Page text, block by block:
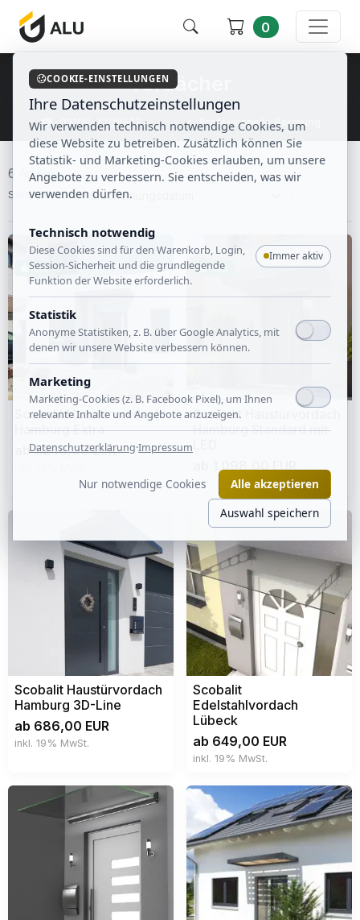
0
Vordächer
☎ 02102-7708577 ✓ Professionelle Beratung
✓ 0% Finanzierung
✓ Großes Sortiment
6 Artikel
Sortieren nach
Neu
Scobalit Haustürvordach
Hamburg Extra
ab 1.248,00 EUR
Neu
Scobalit Haustürvordach
Hamburg Standard mit
ab 1.098,00 EUR
inkl. 19% MwSt.
Scobalit Haustürvordach
Hamburg 3D-Line
ab 686,00 EUR
inkl. 19% MwSt.
Scobalit
Edelstahlvordach
Lübeck
ab 649,00 EUR
inkl. 19% MwSt.
COOKIE-EINSTELLUNGEN
Ihre Datenschutzeinstellungen
Wir verwenden technisch notwendige Cookies, um
diese Website zu betreiben. Zusätzlich können Sie
Statistik- und Marketing-Cookies erlauben, um unsere
Angebote zu verbessern. Sie entscheiden, was wir
verwenden dürfen.
Technisch notwendig
Diese Cookies sind für den Warenkorb, Login,
Session-Sicherheit und die grundlegende
Funktion der Website erforderlich.
Immer aktiv
Statistik
Anonyme Statistiken, z. B. über Google Analytics, mit
denen wir unsere Website verbessern können.
Marketing
Marketing-Cookies (z. B. Facebook Pixel), um Ihnen
relevante Inhalte und Angebote anzuzeigen.
Datenschutzerklärung·Impressum
Nur notwendige Cookies
Alle akzeptieren
Auswahl speichern